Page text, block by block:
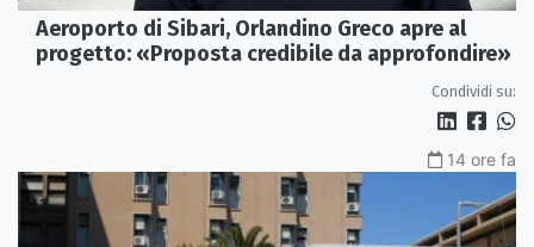
Aeroporto di Sibari, Orlandino Greco apre al
progetto: «Proposta credibile da approfondire»
Condividi su:
14 ore fa